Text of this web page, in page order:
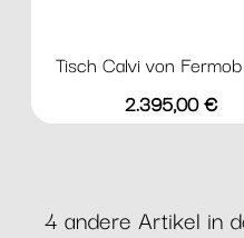
Tisch Calvi von Fermob
Preis
2.395,00 €
4 andere Artikel in